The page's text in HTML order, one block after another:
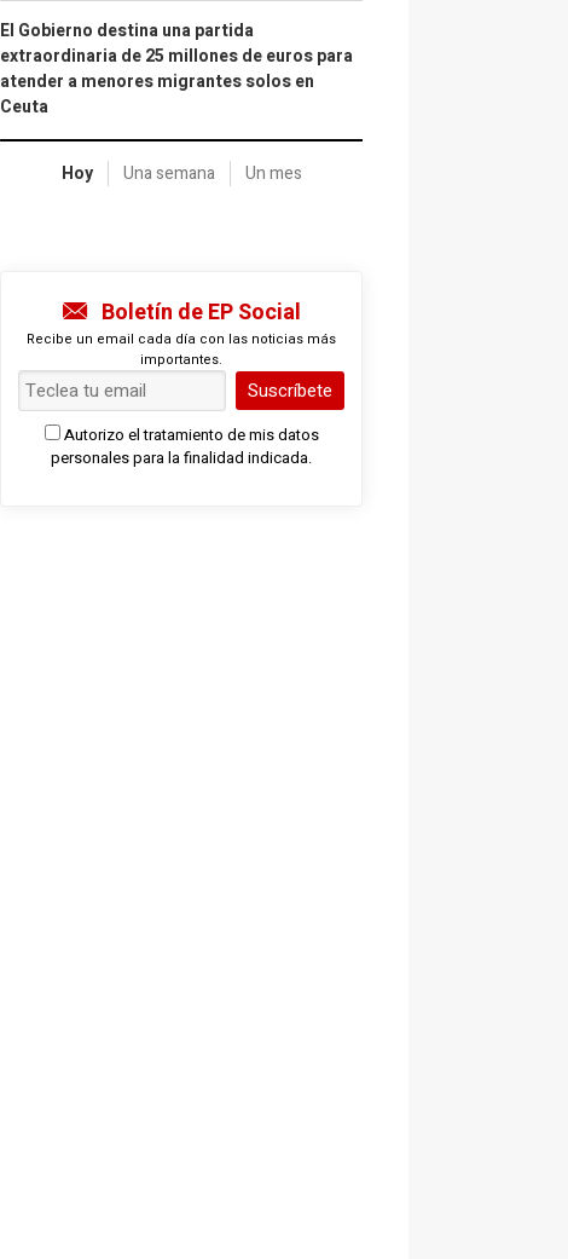
El Gobierno destina una partida
extraordinaria de 25 millones de euros para
atender a menores migrantes solos en
Ceuta
Hoy Una semana Un mes
Boletín de EP Social
Recibe un email cada día con las noticias más
importantes.
Suscríbete
Autorizo el tratamiento de mis datos
personales para la finalidad indicada.